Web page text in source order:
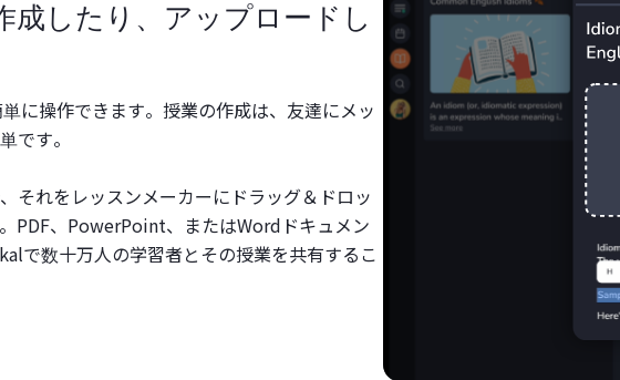
成したり、アップロードし
に操作できます。授業の作成は、友達にメッ
です。
それをレッスンメーカーにドラッグ＆ドロッ
PDF、PowerPoint、またはWordドキュメン
で数十万人の学習者とその授業を共有するこ